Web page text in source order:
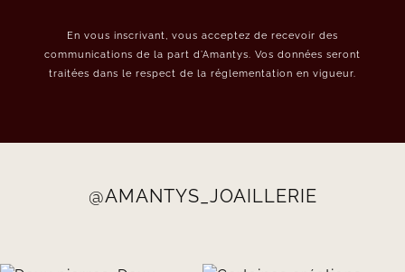
En vous inscrivant, vous acceptez de recevoir des
communications de la part d’Amantys. Vos données seront
traitées dans le respect de la réglementation en vigueur.
@AMANTYS_JOAILLERIE